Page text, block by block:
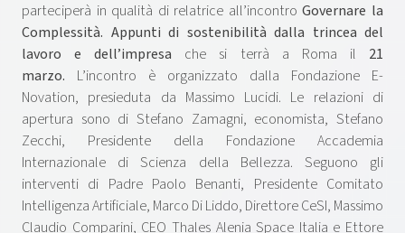
parteciperà in qualità di relatrice all’incontroGovernare la
Complessità. Appunti di sostenibilità dalla trincea del
lavoro e dell’impresa che si terrà a Roma il 21
marzo. L’incontro è organizzato dalla Fondazione E-
Novation, presieduta da Massimo Lucidi. Le relazioni di
apertura sono di Stefano Zamagni, economista, Stefano
Zecchi, Presidente della Fondazione Accademia
Internazionale di Scienza della Bellezza. Seguono gli
interventi di Padre Paolo Benanti, Presidente Comitato
Intelligenza Artificiale, Marco Di Liddo, Direttore CeSI, Massimo
Claudio Comparini, CEO Thales Alenia Space Italia e Ettore